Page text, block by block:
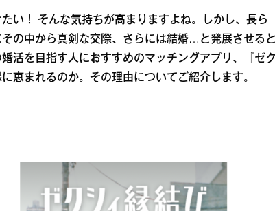
い！ そんな気持ちが高まりますよね。しかし、長ら
の中から真剣な交際、さらには結婚…と発展させる
活を目指す人におすすめのマッチングアプリ、『ゼ
恵まれるのか。その理由についてご紹介します。